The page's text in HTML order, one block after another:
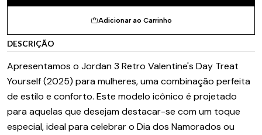
Adicionar ao Carrinho
DESCRIÇÃO
Apresentamos o Jordan 3 Retro Valentine's Day Treat
Yourself (2025) para mulheres, uma combinação perfeita
de estilo e conforto. Este modelo icônico é projetado
para aquelas que desejam destacar-se com um toque
especial, ideal para celebrar o Dia dos Namorados ou